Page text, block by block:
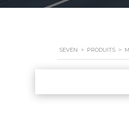
SEVEN > PRODUITS >